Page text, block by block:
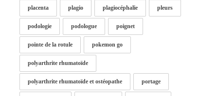
placenta plagio plagiocéphalie pleurs
podologie podologue poignet
pointe de la rotule pokemon go
polyarthrite rhumatoïde
polyarthrite rhumatoïde et ostéopathe portage